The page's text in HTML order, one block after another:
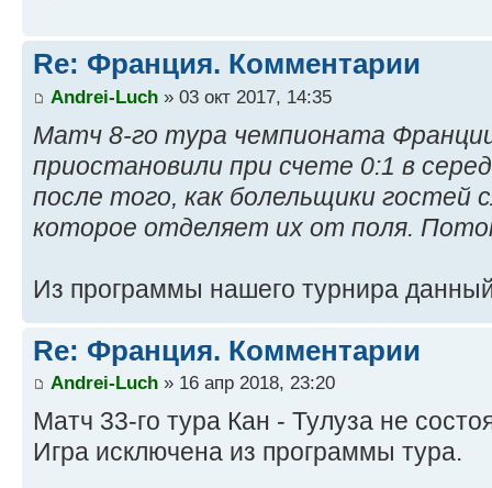
Re: Франция. Комментарии
Andrei-Luch » 03 окт 2017, 14:35
Матч 8-го тура чемпионата
приостановили при счете 0:1 в
после того, как болельщики гостей
которое отделяет их от поля.
Из программы нашего турнира
Re: Франция. Комментарии
Andrei-Luch » 16 апр 2018, 23:20
Матч 33-го тура Кан - Тулуза не
Игра исключена из программы тура.